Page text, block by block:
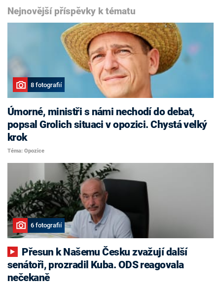
Nejnovější příspěvky k tématu
8 fotografií
Úmorné, ministři s námi nechodí do debat,
popsal Grolich situaci v opozici. Chystá velký
krok
Téma: Opozice
6 fotografií
senátoři, prozradil Kuba. ODS reagovala
nečekaně